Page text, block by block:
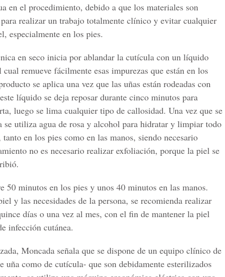
en el procedimiento, debido a que los materiales son
realizar un trabajo totalmente clínico y evitar cualquier
especialmente en los pies.
en seco inicia por ablandar la cutícula con un líquido
remueve fácilmente esas impurezas que están en los
se aplica una vez que las uñas están rodeadas con
líquido se deja reposar durante cinco minutos para
luego se lima cualquier tipo de callosidad. Una vez que se
se utiliza agua de rosa y alcohol para hidratar y limpiar todo
en los pies como en las manos, siendo necesario
no es necesario realizar exfoliación, porque la piel se
50 minutos en los pies y unos 40 minutos en las manos.
y las necesidades de la persona, se recomienda realizar
días o una vez al mes, con el fin de mantener la piel
infección cutánea.
Moncada señala que se dispone de un equipo clínico de
uña como de cutícula- que son debidamente esterilizados